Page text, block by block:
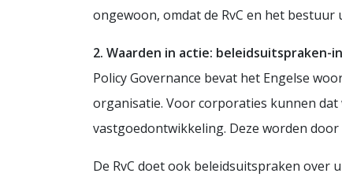
ongewoon, omdat de RvC en het
2. Waarden in actie: beleidsuitspraken-
Policy Governance bevat het Engelse
organisatie. Voor corporaties kunnen
vastgoedontwikkeling. Deze worden
De RvC doet ook beleidsuitspraken over